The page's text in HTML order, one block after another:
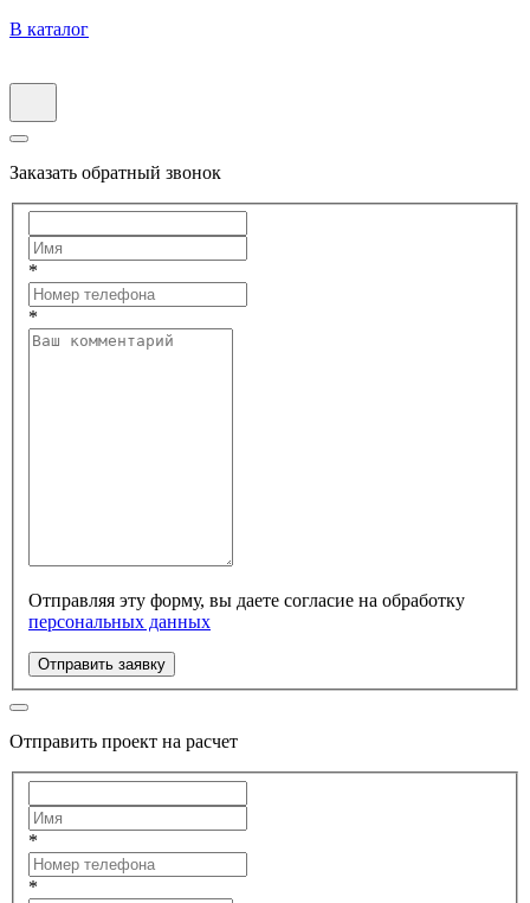
В каталог
Заказать обратный звонок
*
*
Отправляя эту форму, вы даете согласие на обработку
персональных данных
Отправить заявку
Отправить проект на расчет
*
*